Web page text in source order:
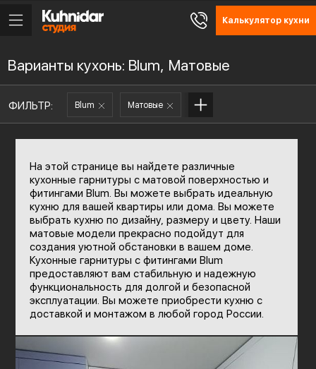
Калькулятор кухни
Варианты кухонь: Blum, Матовые
ФИЛЬТР: Blum Матовые
На этой странице вы найдете различные
кухонные гарнитуры с матовой поверхностью и
фитингами Blum. Вы можете выбрать идеальную
кухню для вашей квартиры или дома. Вы можете
выбрать кухню по дизайну, размеру и цвету. Наши
матовые модели прекрасно подойдут для
создания уютной обстановки в вашем доме.
Кухонные гарнитуры с фитингами Blum
предоставляют вам стабильную и надежную
функциональность для долгой и безопасной
эксплуатации. Вы можете приобрести кухню с
доставкой и монтажом в любой город России.